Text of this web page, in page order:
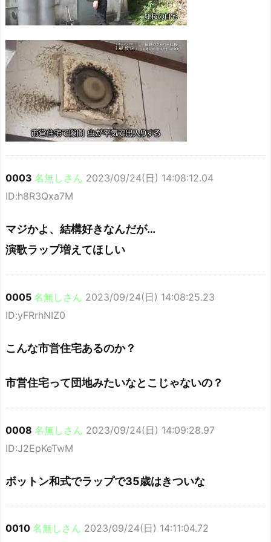
0003 名無しさん 2023/09/24(日) 14:08:12.04
ID:h8R3Qxa7M
マジかよ、結構好きなんだが…
演歌ラップ増えてほしい
0005 名無しさん 2023/09/24(日) 14:08:25.23
ID:yFRrhNIZ0
こんな市営住宅あるのか？
市営住宅って団地みたいなとこじゃないの？
0008 名無しさん 2023/09/24(日) 14:09:28.97
ID:J2EpKeTwM
ボットン和式でラップで35歳はきついな
0010 名無しさん 2023/09/24(日) 14:11:04.72